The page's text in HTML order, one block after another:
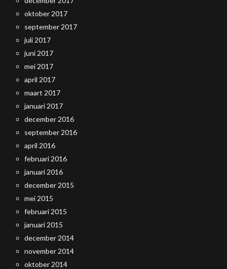
oktober 2017
september 2017
juli 2017
juni 2017
mei 2017
april 2017
maart 2017
januari 2017
december 2016
september 2016
april 2016
februari 2016
januari 2016
december 2015
mei 2015
februari 2015
januari 2015
december 2014
november 2014
oktober 2014